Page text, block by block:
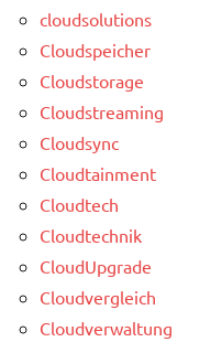
cloudsolutions
Cloudspeicher
Cloudstorage
Cloudstreaming
Cloudsync
Cloudtainment
Cloudtech
Cloudtechnik
CloudUpgrade
Cloudvergleich
Cloudverwaltung